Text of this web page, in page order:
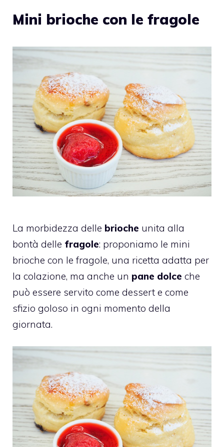
Mini brioche con le fragole
La morbidezza delle brioche unita alla
bontà delle fragole: proponiamo le mini
brioche con le fragole, una ricetta adatta per
la colazione, ma anche un pane dolce che
può essere servito come dessert e come
sfizio goloso in ogni momento della
giornata.